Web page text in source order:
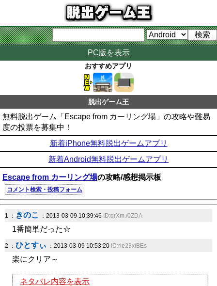
PC版を表示
おすすめアプリ
脱出ゲーム王
無料脱出ゲーム「Escape from カーリング場」の攻略や難易
度の投票を募集中！
新着iPhone無料脱出ゲームアプリ
新着Android無料脱出ゲームアプリ
Escape from カーリング場の攻略/感想掲示板
コメント検索・投稿フォーム
1 ： きのこ ：2013-03-09 10:39:46 ID:qrXm./0ZDA
1番簡単だった☆
2 ： ひとすぃ ：2013-03-09 10:53:20 ID:rle23xiBEs
楽にクリア～
ネタバレ内容を表示